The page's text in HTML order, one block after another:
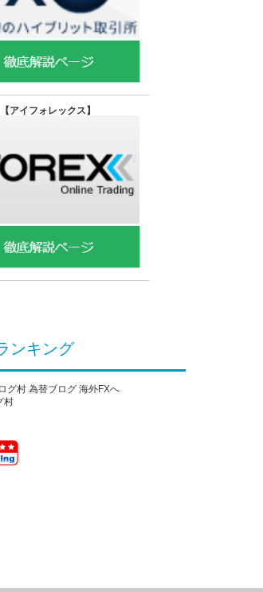
【アイフォレックス】
ンキング
村